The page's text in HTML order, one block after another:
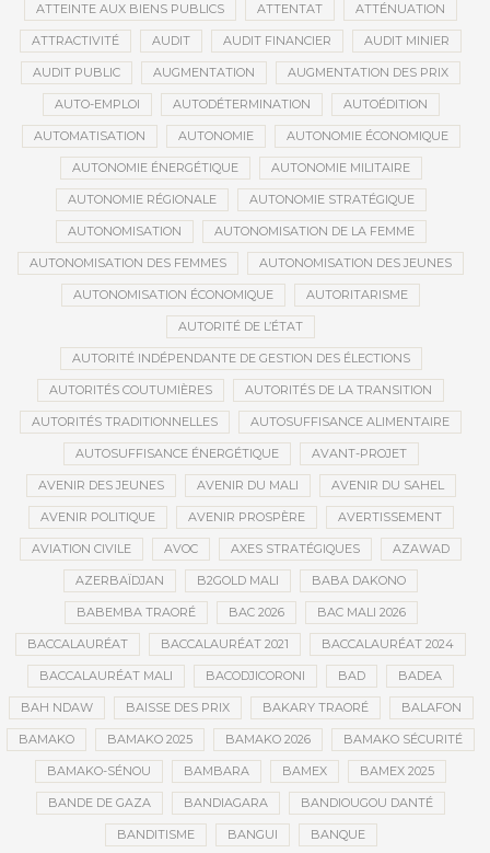
ATTEINTE AUX BIENS PUBLICS ATTENTAT ATTÉNUATION
ATTRACTIVITÉ AUDIT AUDIT FINANCIER AUDIT MINIER
AUDIT PUBLIC AUGMENTATION AUGMENTATION DES PRIX
AUTO-EMPLOI AUTODÉTERMINATION AUTOÉDITION
AUTOMATISATION AUTONOMIE AUTONOMIE ÉCONOMIQUE
AUTONOMIE ÉNERGÉTIQUE AUTONOMIE MILITAIRE
AUTONOMIE RÉGIONALE AUTONOMIE STRATÉGIQUE
AUTONOMISATION AUTONOMISATION DE LA FEMME
AUTONOMISATION DES FEMMES AUTONOMISATION DES JEUNES
AUTONOMISATION ÉCONOMIQUE AUTORITARISME
AUTORITÉ DE L’ÉTAT
AUTORITÉ INDÉPENDANTE DE GESTION DES ÉLECTIONS
AUTORITÉS COUTUMIÈRES AUTORITÉS DE LA TRANSITION
AUTORITÉS TRADITIONNELLES AUTOSUFFISANCE ALIMENTAIRE
AUTOSUFFISANCE ÉNERGÉTIQUE AVANT-PROJET
AVENIR DES JEUNES AVENIR DU MALI AVENIR DU SAHEL
AVENIR POLITIQUE AVENIR PROSPÈRE AVERTISSEMENT
AVIATION CIVILE AVOC AXES STRATÉGIQUES AZAWAD
AZERBAÏDJAN B2GOLD MALI BABA DAKONO
BABEMBA TRAORÉ BAC 2026 BAC MALI 2026
BACCALAURÉAT BACCALAURÉAT 2021 BACCALAURÉAT 2024
BACCALAURÉAT MALI BACODJICORONI BAD BADEA
BAH NDAW BAISSE DES PRIX BAKARY TRAORÉ BALAFON
BAMAKO BAMAKO 2025 BAMAKO 2026 BAMAKO SÉCURITÉ
BAMAKO-SÉNOU BAMBARA BAMEX BAMEX 2025
BANDE DE GAZA BANDIAGARA BANDIOUGOU DANTÉ
BANDITISME BANGUI BANQUE